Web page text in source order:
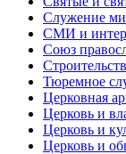
Служение
СМИ и
Союз
Тюремное
Церковная
Церковь и
Церковь и
Церковь и